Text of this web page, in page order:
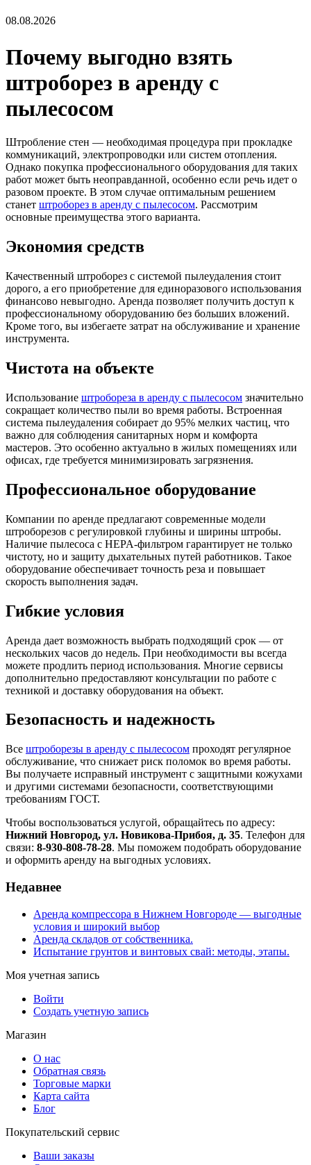
08.08.2026
Почему выгодно взять
штроборез в аренду с
пылесосом
Штробление стен — необходимая процедура при прокладке
коммуникаций, электропроводки или систем отопления.
Однако покупка профессионального оборудования для таких
работ может быть неоправданной, особенно если речь идет о
разовом проекте. В этом случае оптимальным решением
станет штроборез в аренду с пылесосом. Рассмотрим
основные преимущества этого варианта.
Экономия средств
Качественный штроборез с системой пылеудаления стоит
дорого, а его приобретение для единоразового использования
финансово невыгодно. Аренда позволяет получить доступ к
профессиональному оборудованию без больших вложений.
Кроме того, вы избегаете затрат на обслуживание и хранение
инструмента.
Чистота на объекте
Использование штробореза в аренду с пылесосом значительно
сокращает количество пыли во время работы. Встроенная
система пылеудаления собирает до 95% мелких частиц, что
важно для соблюдения санитарных норм и комфорта
мастеров. Это особенно актуально в жилых помещениях или
офисах, где требуется минимизировать загрязнения.
Профессиональное оборудование
Компании по аренде предлагают современные модели
штроборезов с регулировкой глубины и ширины штробы.
Наличие пылесоса с HEPA-фильтром гарантирует не только
чистоту, но и защиту дыхательных путей работников. Такое
оборудование обеспечивает точность реза и повышает
скорость выполнения задач.
Гибкие условия
Аренда дает возможность выбрать подходящий срок — от
нескольких часов до недель. При необходимости вы всегда
можете продлить период использования. Многие сервисы
дополнительно предоставляют консультации по работе с
техникой и доставку оборудования на объект.
Безопасность и надежность
Все штроборезы в аренду с пылесосом проходят регулярное
обслуживание, что снижает риск поломок во время работы.
Вы получаете исправный инструмент с защитными кожухами
и другими системами безопасности, соответствующими
требованиям ГОСТ.
Чтобы воспользоваться услугой, обращайтесь по адресу:
Нижний Новгород, ул. Новикова-Прибоя, д. 35. Телефон для
связи: 8-930-808-78-28. Мы поможем подобрать оборудование
и оформить аренду на выгодных условиях.
Недавнее
Аренда компрессора в Нижнем Новгороде — выгодные
условия и широкий выбор
Аренда складов от собственника.
Испытание грунтов и винтовых свай: методы, этапы.
Моя учетная запись
Войти
Создать учетную запись
Магазин
О нас
Обратная связь
Торговые марки
Карта сайта
Блог
Покупательский сервис
Ваши заказы